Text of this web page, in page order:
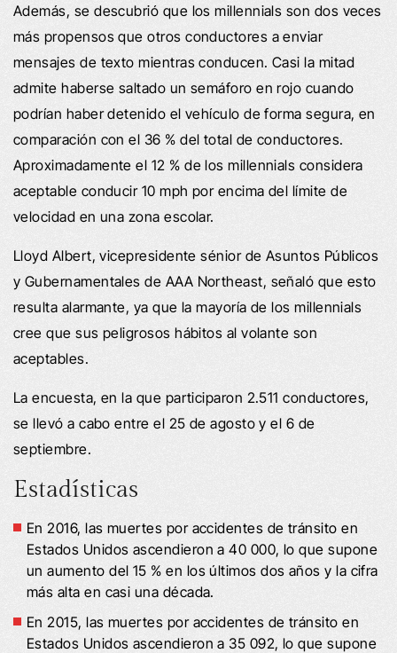
Además, se descubrió que los millennials son dos veces
más propensos que otros conductores a enviar
mensajes de texto mientras conducen. Casi la mitad
admite haberse saltado un semáforo en rojo cuando
podrían haber detenido el vehículo de forma segura, en
comparación con el 36 % del total de conductores.
Aproximadamente el 12 % de los millennials considera
aceptable conducir 10 mph por encima del límite de
velocidad en una zona escolar.
Lloyd Albert, vicepresidente sénior de Asuntos Públicos
y Gubernamentales de AAA Northeast, señaló que esto
resulta alarmante, ya que la mayoría de los millennials
cree que sus peligrosos hábitos al volante son
aceptables.
La encuesta, en la que participaron 2.511 conductores,
se llevó a cabo entre el 25 de agosto y el 6 de
septiembre.
Estadísticas
En 2016, las muertes por accidentes de tránsito en
Estados Unidos ascendieron a 40 000, lo que supone
un aumento del 15 % en los últimos dos años y la cifra
más alta en casi una década.
En 2015, las muertes por accidentes de tránsito en
Estados Unidos ascendieron a 35 092, lo que supone